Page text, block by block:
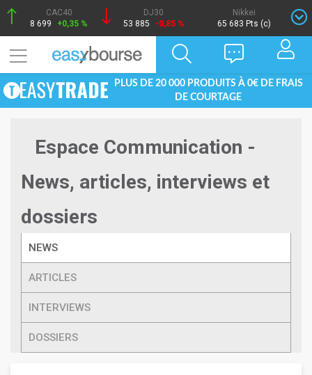
CAC40
8 699
+0,35 %
DJ30
53 885
-0,85 %
Nikkei
65 683 Pts (c)
PLUS DE 20 000 PRODUITS À 0€ DE FRAIS
DE COURTAGE
Espace Communication -
News, articles, interviews et
dossiers
NEWS
ARTICLES
INTERVIEWS
DOSSIERS